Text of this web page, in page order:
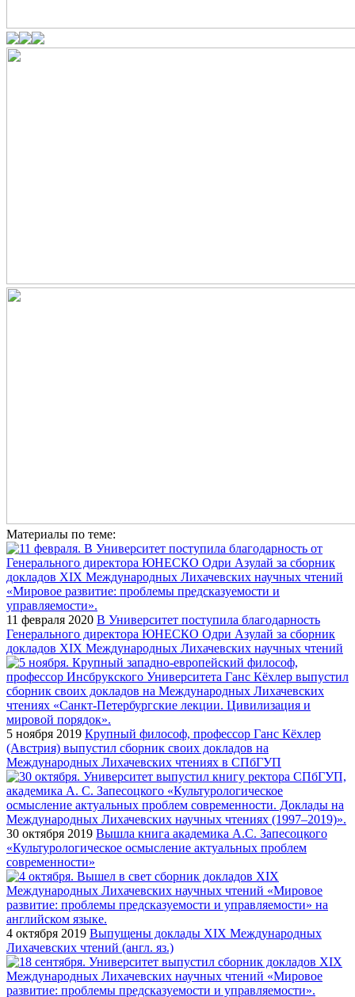
Материалы по теме:
11 февраля 2020 В Университет поступила благодарность
Генерального директора ЮНЕСКО Одри Азулай за сборник
докладов XIX Международных Лихачевских научных чтений
5 ноября 2019 Крупный философ, профессор Ганс Кёхлер
(Австрия) выпустил сборник своих докладов на
Международных Лихачевских чтениях в СПбГУП
30 октября 2019 Вышла книга академика А.С. Запесоцкого
«Культурологическое осмысление актуальных проблем
современности»
4 октября 2019 Выпущены доклады XIX Международных
Лихачевских чтений (англ. яз.)